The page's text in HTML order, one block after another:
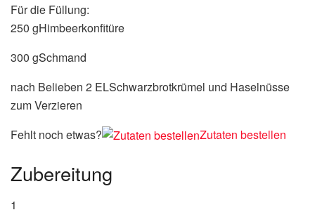
Für die Füllung:
250 gHimbeerkonfitüre
300 gSchmand
nach Belieben 2 ELSchwarzbrotkrümel und Haselnüsse
zum Verzieren
Fehlt noch etwas?
Zutaten bestellen
Zubereitung
1